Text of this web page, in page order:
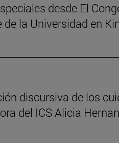
desde El
la Universidad en
discursiva de los
del ICS Alicia